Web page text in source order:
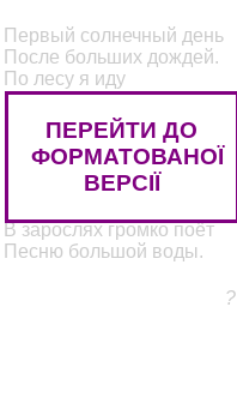
Первый солнечный день
После больших дождей.
По лесу я иду
В резиновых сапогах.
Взрыты тропинки кругом –
Были ручьями они.
Капли с листьев текут –
Были они дождём.
В зарослях громко поёт
Песню большой воды.
?
ПЕРЕЙТИ ДО
ФОРМАТОВАНОЇ
ВЕРСІЇ